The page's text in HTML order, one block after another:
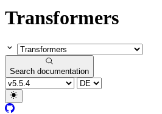
Transformers
Search documentation